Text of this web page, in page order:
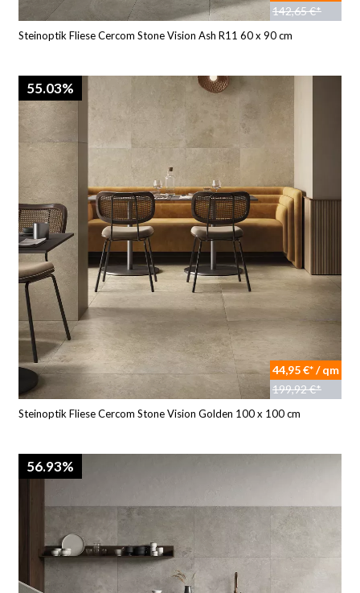
142,65 €*
Steinoptik Fliese Cercom Stone Vision Ash R11 60 x 90 cm
55.03%
44,95 €* / qm
199,92 €*
Steinoptik Fliese Cercom Stone Vision Golden 100 x 100 cm
56.93%